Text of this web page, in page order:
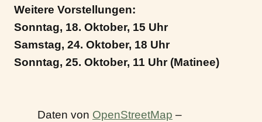
Weitere Vorstellungen:
Sonntag, 18. Oktober, 15 Uhr
Samstag, 24. Oktober, 18 Uhr
Sonntag, 25. Oktober, 11 Uhr (Matinee)
Daten von OpenStreetMap –